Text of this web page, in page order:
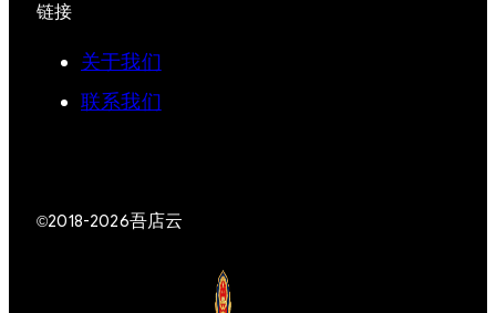
链接
关于我们
联系我们
©2018-2026吾店云